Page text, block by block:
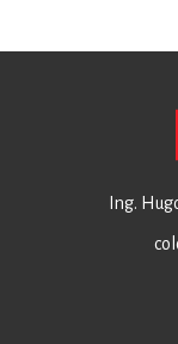
Ing.